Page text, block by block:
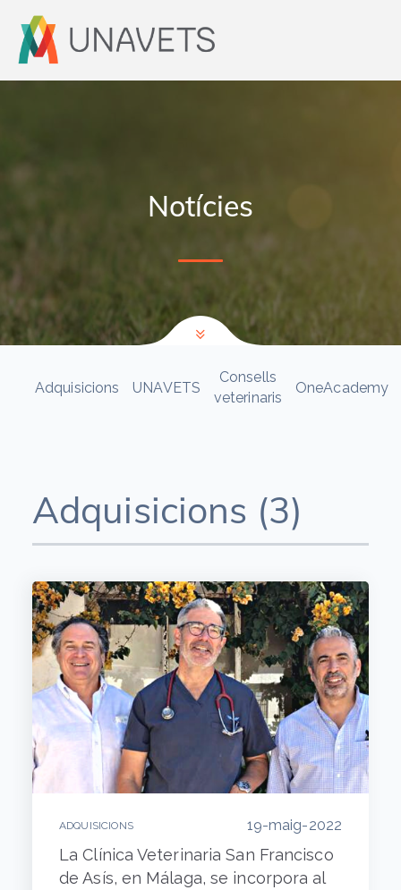
Notícies
Adquisicions UNAVETS
Consells
veterinaris
OneAcademy
Adquisicions (3)
ADQUISICIONS 19-maig-2022
La Clínica Veterinaria San Francisco
de Asís, en Málaga, se incorpora al